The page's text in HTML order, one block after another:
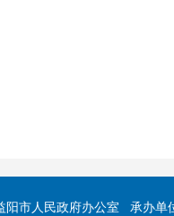
阳市人民政府办公室 承办单